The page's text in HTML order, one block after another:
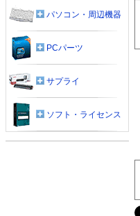
パソコン・周辺機器
PCパーツ
サプライ
ソフト・ライセンス